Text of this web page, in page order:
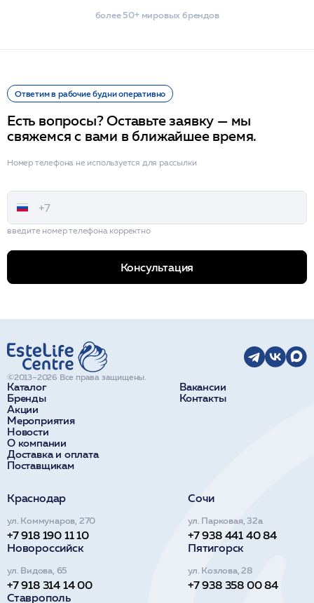
более 50+ мировых брендов
Ответим в рабочие будни оперативно
Есть вопросы? Оставьте заявку — мы
свяжемся с вами в ближайшее время.
Номер телефона не используется для рассылки
введите номер телефона корректно
Консультация
Каталог
Бренды
Акции
Мероприятия
Новости
О компании
Доставка и оплата
Поставщикам
Вакансии
Контакты
©2013–2026 Все права защищены.
Краснодар
ул. Коммунаров, 270
+7 918 190 11 10
Сочи
ул. Парковая, 32а
+7 938 441 40 84
Новороссийск
ул. Видова, 65
+7 918 314 14 00
Пятигорск
ул. Козлова, 28
+7 938 358 00 84
Ставрополь